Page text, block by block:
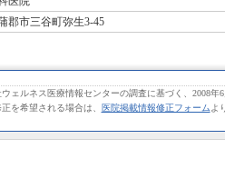
郡市三谷町弥生3-45
ェルネス医療情報センターの調査に基づく、2008年
を希望される場合は、
医院掲載情報修正フォーム よ